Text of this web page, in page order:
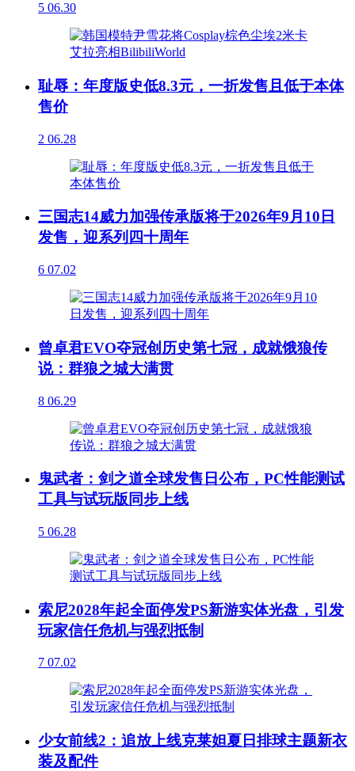
5 06.30
耻辱：年度版史低8.3元，一折发售且低于本体
售价
2 06.28
三国志14威力加强传承版将于2026年9月10日
发售，迎系列四十周年
6 07.02
曾卓君EVO夺冠创历史第七冠，成就饿狼传
说：群狼之城大满贯
8 06.29
鬼武者：剑之道全球发售日公布，PC性能测试
工具与试玩版同步上线
5 06.28
索尼2028年起全面停发PS新游实体光盘，引发
玩家信任危机与强烈抵制
7 07.02
少女前线2：追放上线克莱妲夏日排球主题新衣
装及配件